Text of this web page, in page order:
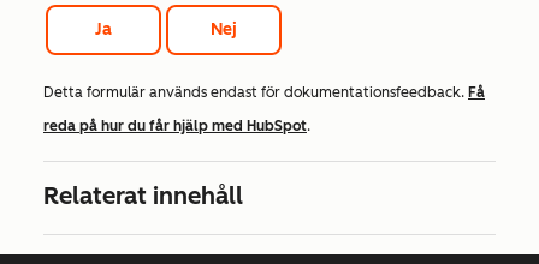
Ja Nej
Detta formulär används endast för dokumentationsfeedback. Få
reda på hur du får hjälp med HubSpot.
Relaterat innehåll